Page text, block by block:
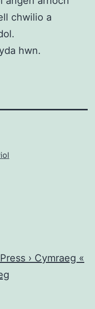
chwilio a
hwn.
› Cymraeg «